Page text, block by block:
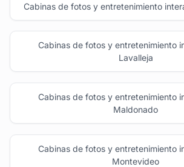
Cabinas de fotos y entretenimiento
Cabinas de fotos y entretenimiento
Lavalleja
Cabinas de fotos y entretenimiento
Maldonado
Cabinas de fotos y entretenimiento
Montevideo